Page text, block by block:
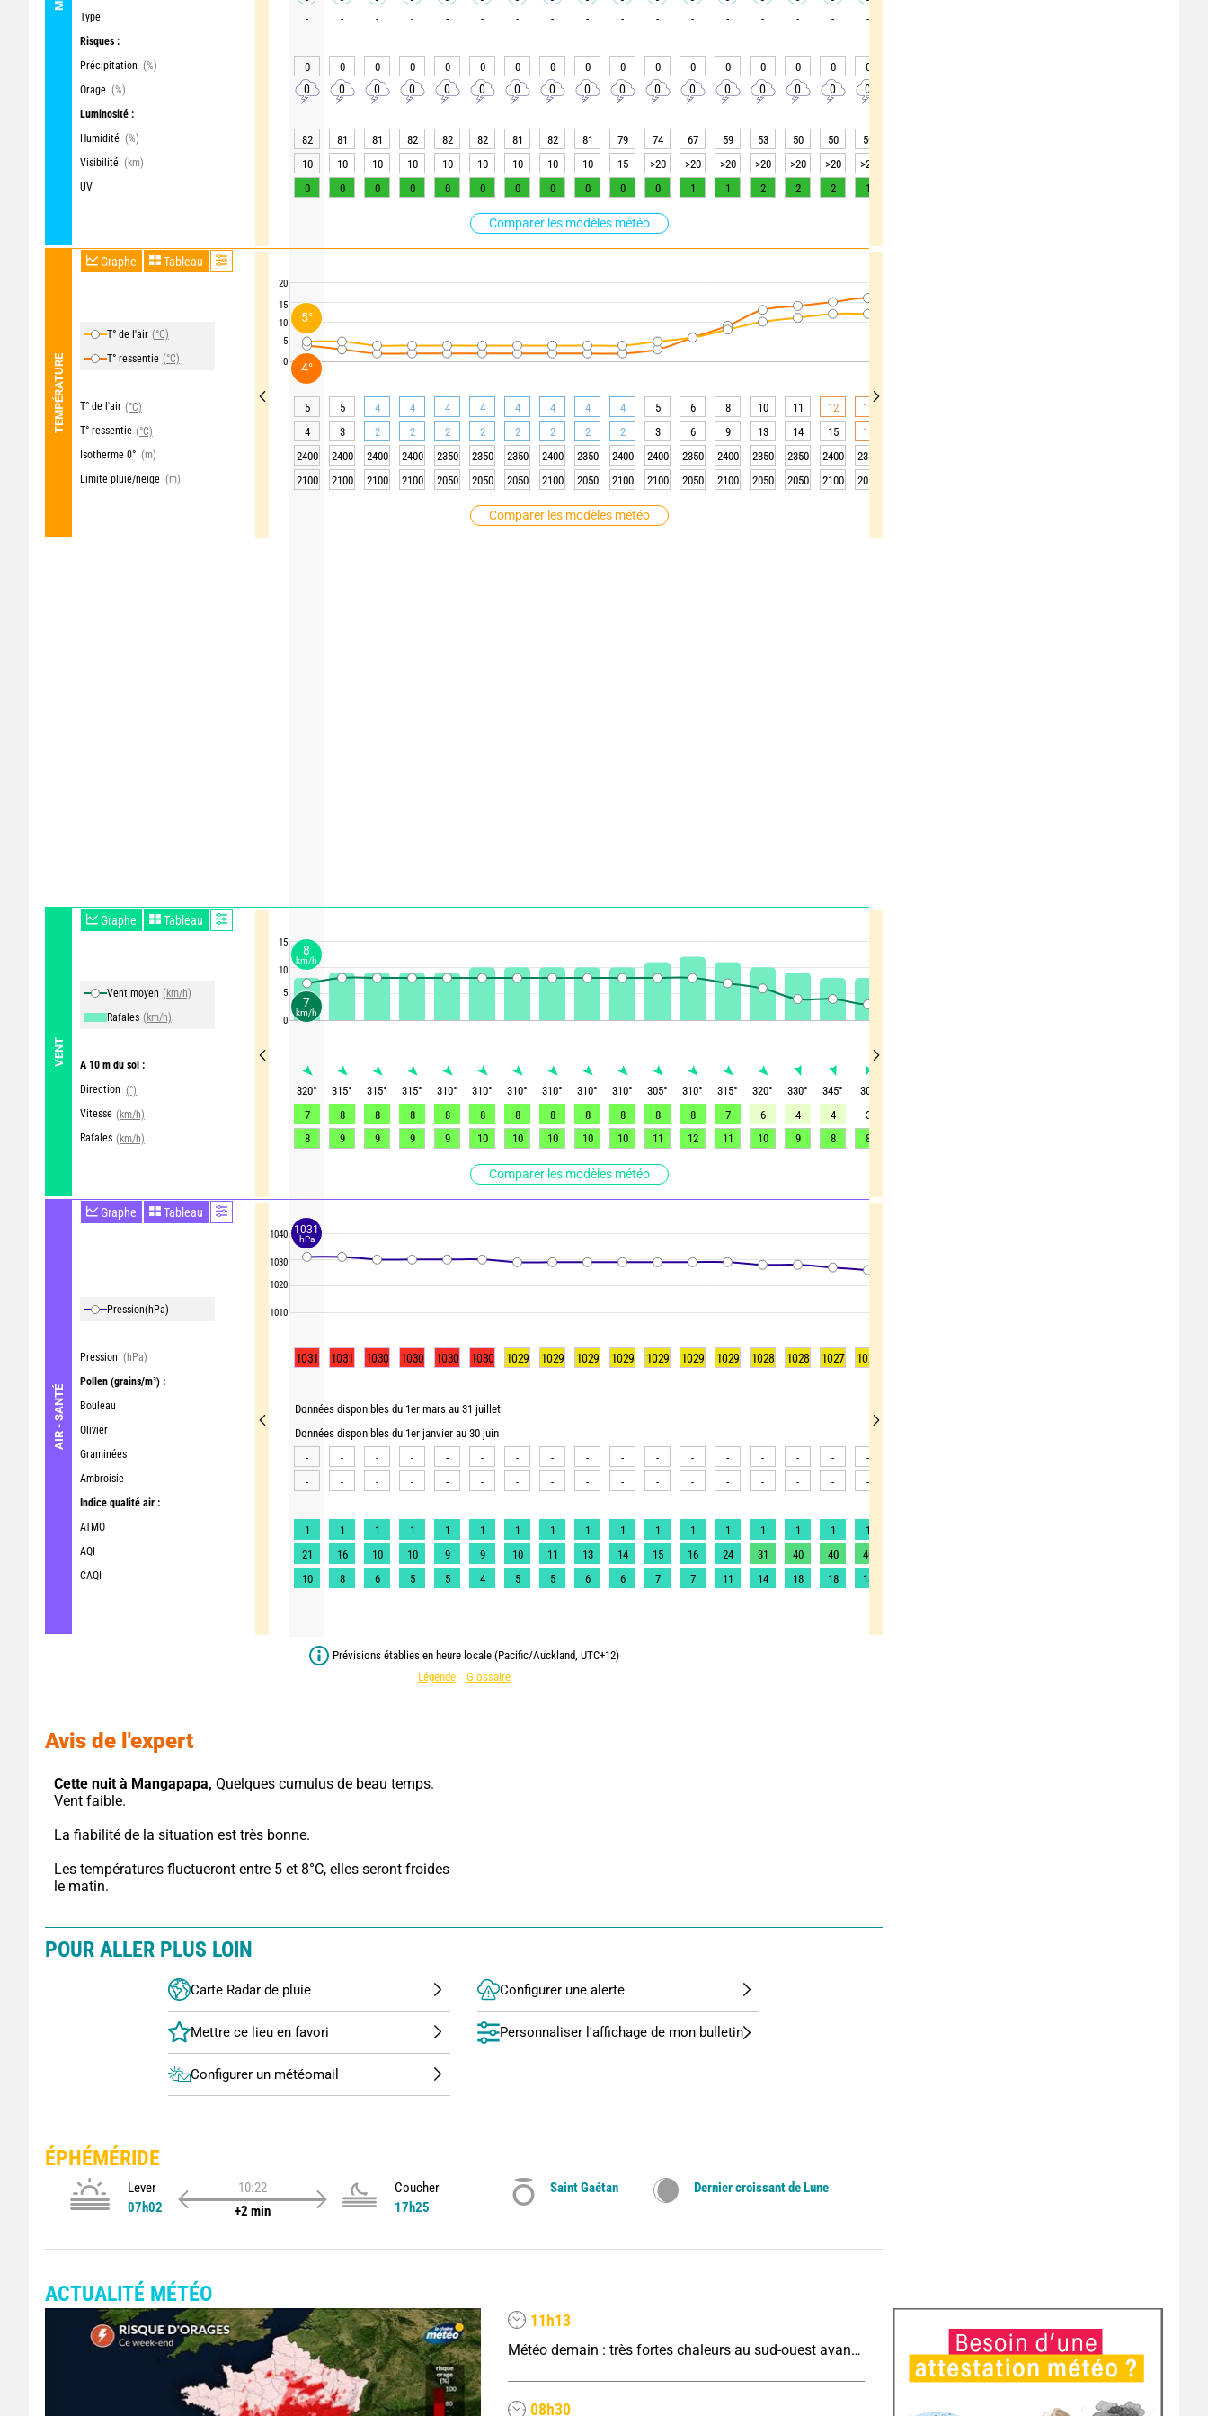
Type
Risques :
Précipitation (%)
Orage (%)
Luminosité :
Humidité (%)
Visibilité (km)
UV
Comparer les modèles météo
TEMPÉRATURE
Graphe Tableau
T° de l'air (°C)
T° ressentie (°C)
T° de l'air (°C)
T° ressentie (°C)
Isotherme 0° (m)
Limite pluie/neige (m)
Comparer les modèles météo
VENT
Graphe Tableau
Vent moyen (km/h)
Rafales (km/h)
A 10 m du sol :
Direction (°)
Vitesse (km/h)
Rafales (km/h)
Comparer les modèles météo
AIR - SANTÉ
Graphe Tableau
Pression(hPa)
Pression (hPa)
Pollen (grains/m³) :
Bouleau
Olivier
Graminées
Ambroisie
Indice qualité air :
ATMO
AQI
CAQI
20
15
10
5
0
15
10
5
0
1040
1030
1020
1010
- - - - - - - - - - - - - - - - -
0 0 0 0 0 0 0 0 0 0 0 0 0 0 0 0 0
0 0 0 0 0 0 0 0 0 0 0 0 0 0 0 0 0
82 81 81 82 82 82 81 82 81 79 74 67 59 53 50 50 50
10
10 10 10 10 10 10 10 10 15 >20 >20 >20 >20 >20 >20 >20
0
0 0 0 0 0 0 0 0 0 0 1 1 2 2 2 1
5 5 4 4 4 4 4 4 4 4 5 6 8 10 11 12 12
4
3 2 2 2 2 2 2 2 2 3 6 9 13 14 15 16
2400
2400 2400 2400 2350 2350 2350 2400 2350 2400 2400 2350 2400 2350 2350 2400 2350
2100
2100 2100 2100 2050 2050 2050 2100 2050 2100 2100 2050 2100 2050 2050 2100 2050
320° 315° 315° 315° 310° 310° 310° 310° 310° 310° 305° 310° 315° 320° 330° 345° 30
7
8 8 8 8 8 8 8 8 8 8 8 7 6 4 4 3
8
9 9 9 9 10 10 10 10 10 11 12 11 10 9 8 8
1031 1031 1030 1030 1030 1030 1029 1029 1029 1029 1029 1029 1029 1028 1028 1027 1026
Données disponibles du 1er mars au 31 juillet
Données disponibles du 1er janvier au 30 juin
-
- - - - - - - - - - - - - - - -
-
- - - - - - - - - - - - - - - -
1 1 1 1 1 1 1 1 1 1 1 1 1 1 1 1 1
21
16 10 10 9 9 10 11 13 14 15 16 24 31 40 40 40
10
8 6 5 5 4 5 5 6 6 7 7 11 14 18 18 18
Prévisions établies en heure locale (Pacific/Auckland, UTC+12)
Légende
Glossaire
Avis de l'expert
Cette nuit à Mangapapa, Quelques cumulus de beau temps.
Vent faible.
La fiabilité de la situation est très bonne.
Les températures fluctueront entre 5 et 8°C, elles seront froides
le matin.
POUR ALLER PLUS LOIN
Carte Radar de pluie
Configurer un météomail
Configurer une alerte
Personnaliser l'affichage de mon bulletin
ÉPHÉMÉRIDE
Lever
07h02
10:22
+2 min
Coucher
17h25
Saint Gaétan Dernier croissant de Lune
ACTUALITÉ MÉTÉO
11h13
Météo demain : très fortes chaleurs au sud-ouest avant des orages, jusqu'à 39°C
08h30
7
km/h
8
km/h
5°
4°
1031
hPa